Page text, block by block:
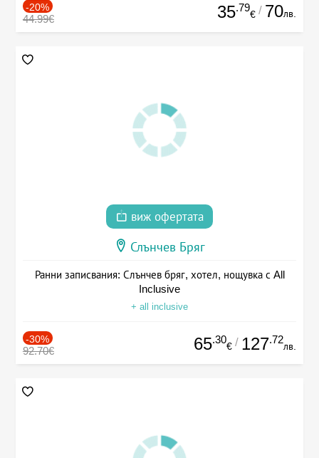
-20%
44.99€ 35.79
€ / 70лв.
виж офертата
Слънчев Бряг
Ранни записвания: Слънчев бряг, хотел, нощувка с All
Inclusive
+ all inclusive
-30%
92.70€ 65.30
€ / 127.72
лв.